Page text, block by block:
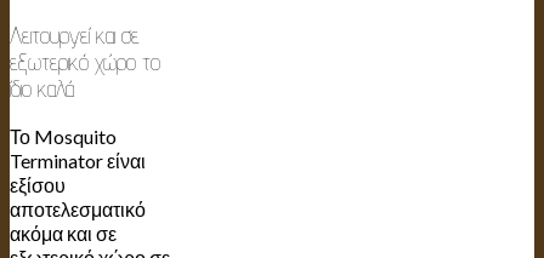
Λειτουργεί και σε
εξωτερικό χώρο το
ίδιο καλά
Το Mosquito
Terminator είναι
εξίσου
αποτελεσματικό
ακόμα και σε